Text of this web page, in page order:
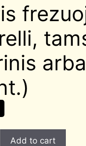
Add to cart